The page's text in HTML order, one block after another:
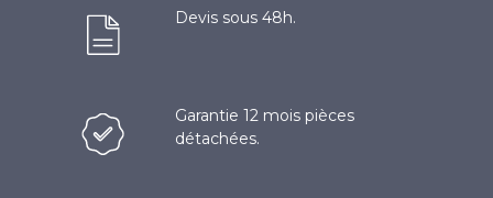
Devis sous 48h.
Garantie 12 mois pièces
détachées.